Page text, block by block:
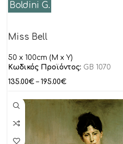
Boldini G.
Miss Bell
50 x 100cm (M x Y)
Κωδικός Προϊόντος: GB 1070
135.00€ – 195.00€